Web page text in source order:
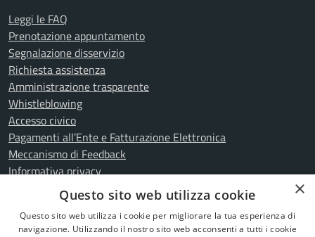
Leggi le FAQ
Prenotazione appuntamento
Segnalazione disservizio
Richiesta assistenza
Amministrazione trasparente
Whistleblowing
Accesso civico
Pagamenti all’Ente e Fatturazione Elettronica
Meccanismo di Feedback
Informativa privacy
Dichiarazione di accessibilità
Attuazione misure PNRR
×
Questo sito web utilizza cookie
Questo sito web utilizza i cookie per migliorare la tua esperienza di
navigazione. Utilizzando il nostro sito web acconsenti a tutti i cookie